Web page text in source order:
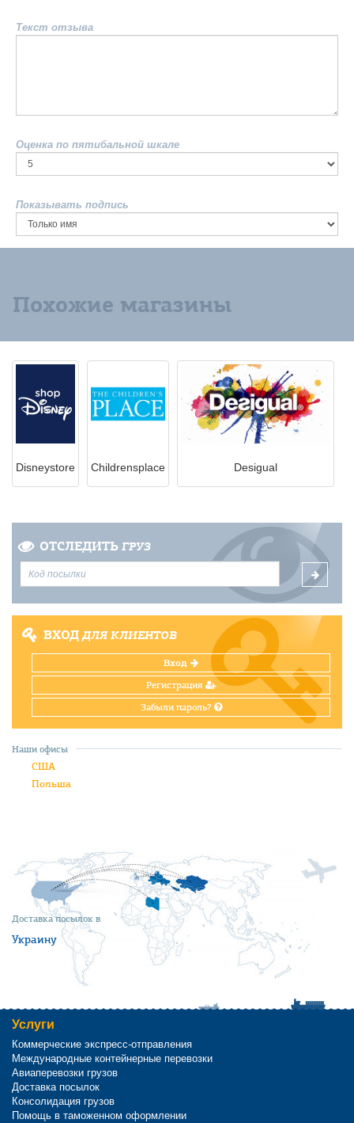
Текст отзыва
Оценка по пятибальной шкале
Показывать подпись
Похожие магазины
Disneystore Childrensplace Desigual
ОТСЛЕДИТЬ ГРУЗ
ВХОДДЛЯ КЛИЕНТОВ
Вход
Регистрация
Забыли пароль?
Доставка посылок в
Украину
Наши офисы
США
Польша
Услуги
Коммерческие экспресс-отправления
Международные контейнерные перевозки
Авиаперевозки грузов
Доставка посылок
Консолидация грузов
Помощь в таможенном оформлении